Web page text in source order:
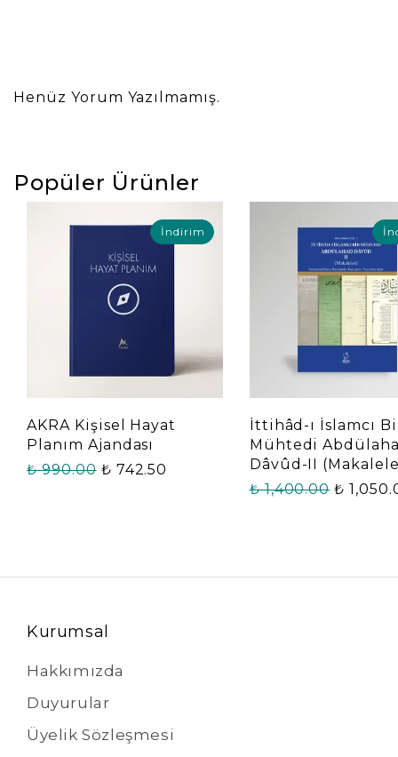
Henüz Yorum Yazılmamış.
Popüler Ürünler
İndirim
AKRA Kişisel Hayat
Planım Ajandası
₺ 990.00 ₺ 742.50
İttihâd-ı İslamcı
Mühtedi
Dâvûd-II
₺ 1,400.00 ₺
Kurumsal
Hakkımızda
Duyurular
Üyelik Sözleşmesi